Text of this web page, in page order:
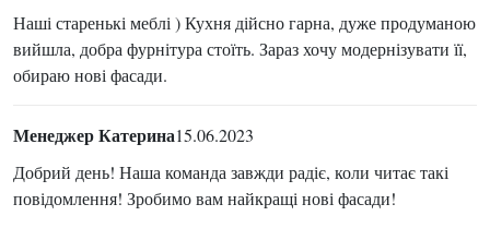
Наші старенькі меблі ) Кухня дійсно гарна, дуже продуманою
вийшла, добра фурнітура стоїть. Зараз хочу модернізувати її,
обираю нові фасади.
Менеджер Катерина15.06.2023
Добрий день! Наша команда завжди радіє, коли читає такі
повідомлення! Зробимо вам найкращі нові фасади!